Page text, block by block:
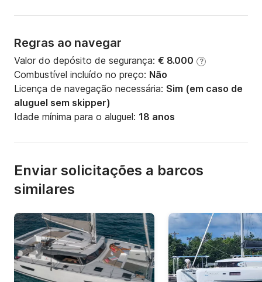
Regras ao navegar
Valor do depósito de segurança: € 8.000 ?
Combustível incluído no preço: Não
Licença de navegação necessária: Sim (em caso de
aluguel sem skipper)
Idade mínima para o aluguel: 18 anos
Enviar solicitações a barcos
similares